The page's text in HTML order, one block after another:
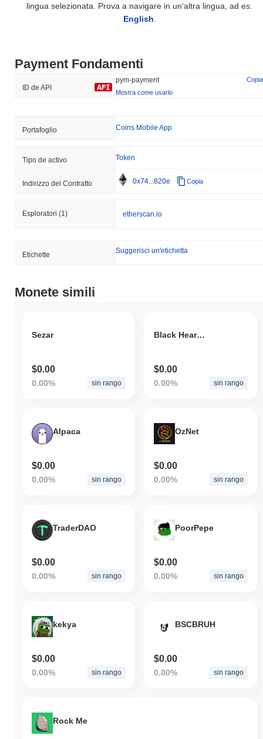
lingua selezionata. Prova a navigare in un'altra lingua, ad es.
English
Payment Fondamenti
ID de API
pym-payment
Copia
Mostra come usarlo
Portafoglio Coins Mobile App
Tipo de activo Token
Indirizzo del Contratto 0x74...820e Copia
Esploratori (1) etherscan.io
Etichette Suggerisci un'etichetta
Monete simili
Sezar
$0.00
0.00% sin rango
Black Hearted Cyber Baby Angel Token
$0.00
0.00% sin rango
Alpaca
$0.00
0.00% sin rango
OzNet
$0.00
0.00% sin rango
TraderDAO
$0.00
0.00% sin rango
PoorPepe
$0.00
0.00% sin rango
kekya
$0.00
0.00% sin rango
BSCBRUH
$0.00
0.00% sin rango
Rock Me